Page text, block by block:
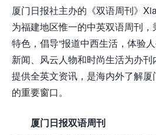
厦门日报社主办的《双语周刊》
为福建地区惟一的中英双语周刊
特色，倡导“报道中西生活，体验
新闻、风云人物和时尚生活为办
提供全英文资讯，是海内外了解
的重要窗口。
厦门日报双语周刊